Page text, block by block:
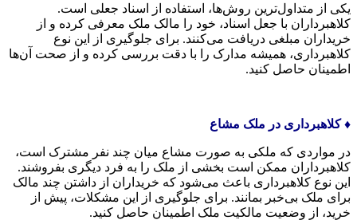
یکی از متداول‌ترین روش‌ها، استفاده از اسناد جعلی است.
کلاهبرداران با جعل اسناد، خود را مالک ملک معرفی کرده و از
خریداران مبلغی دریافت می‌کنند. برای جلوگیری از این نوع
کلاهبرداری، همیشه مدارک را با دقت بررسی کرده و از صحت آن‌ها
اطمینان حاصل کنید.
♦️ کلاهبرداری در ملک مشاع
در مواردی که ملکی به صورت مشاع میان چند نفر مشترک است،
کلاهبرداران ممکن است بخشی از ملک را به فرد دیگری بفروشند.
این نوع کلاهبرداری باعث می‌شود که خریداران از داشتن چند مالک
برای ملک بی‌خبر بمانند. برای جلوگیری از این مشکلات، پیش از
خرید، از وضعیت مالکیت ملک اطمینان حاصل کنید.